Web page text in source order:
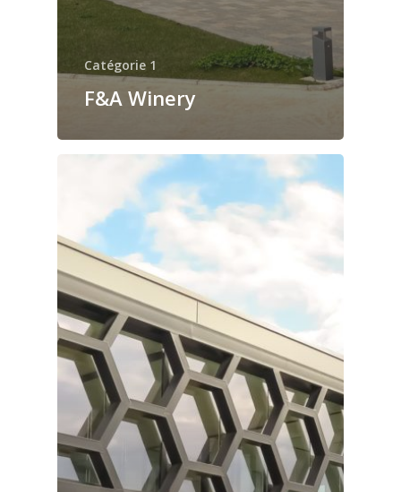
Catégorie 1
F&A Winery